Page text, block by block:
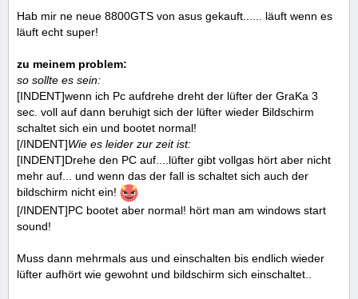
Hab mir ne neue 8800GTS von asus gekauft...... läuft wenn es
läuft echt super!
zu meinem problem:
so sollte es sein:
[INDENT]wenn ich Pc aufdrehe dreht der lüfter der GraKa 3
sec. voll auf dann beruhigt sich der lüfter wieder Bildschirm
schaltet sich ein und bootet normal!
[/INDENT]Wie es leider zur zeit ist:
[INDENT]Drehe den PC auf....lüfter gibt vollgas hört aber nicht
mehr auf... und wenn das der fall is schaltet sich auch der
bildschirm nicht ein!
[/INDENT]PC bootet aber normal! hört man am windows start
sound!
Muss dann mehrmals aus und einschalten bis endlich wieder
lüfter aufhört wie gewohnt und bildschirm sich einschaltet..